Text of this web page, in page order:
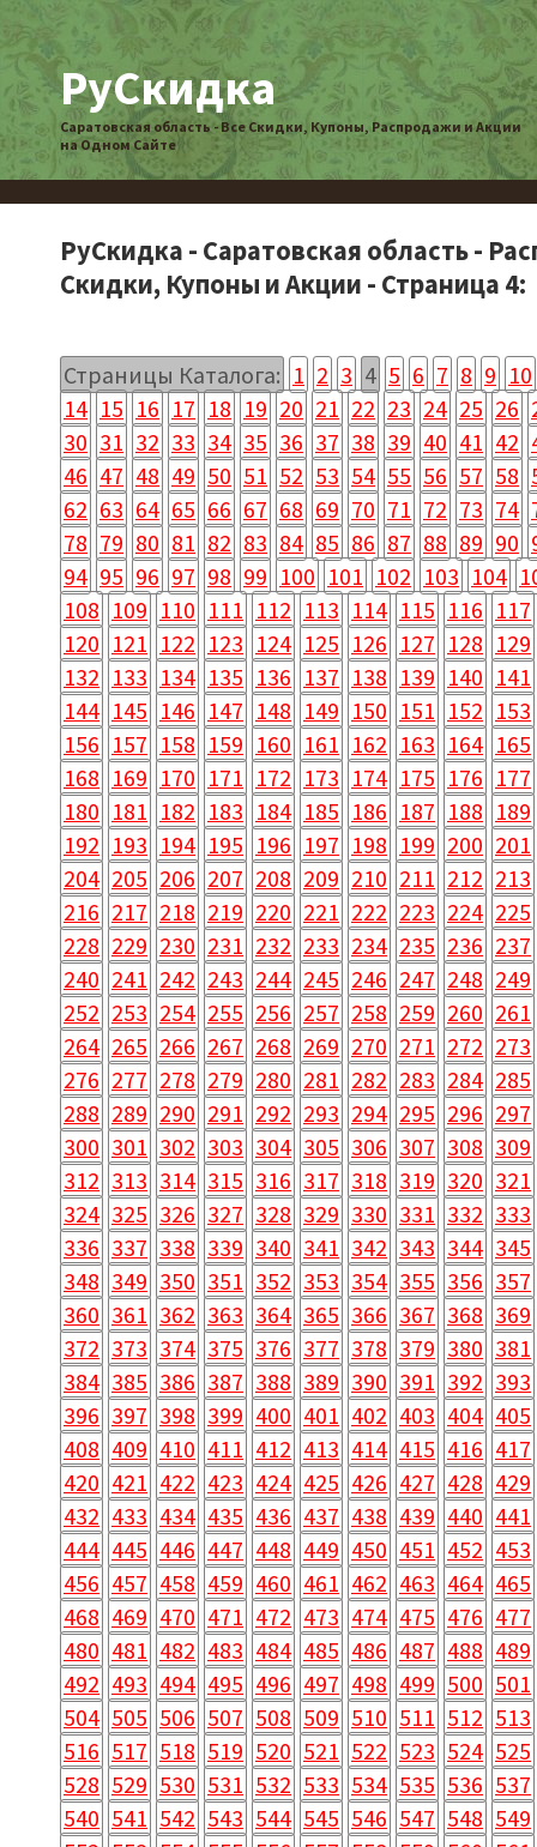
РуСкидка
Саратовская область - Все Скидки, Купоны, Распродажи и Акции
на Одном Сайте
РуСкидка - Саратовская область -
Скидки, Купоны и Акции - Страница 4:
Страницы Каталога: 1 2 3 4 5 6 7 8 9 10
14 15 16 17 18 19 20 21 22 23 24 25 26
30 31 32 33 34 35 36 37 38 39 40 41 42
46 47 48 49 50 51 52 53 54 55 56 57 58
62 63 64 65 66 67 68 69 70 71 72 73 74
78 79 80 81 82 83 84 85 86 87 88 89 90
94 95 96 97 98 99 100 101 102 103 104
108 109 110 111 112 113 114 115 116 117
120 121 122 123 124 125 126 127 128 129
132 133 134 135 136 137 138 139 140 141
144 145 146 147 148 149 150 151 152 153
156 157 158 159 160 161 162 163 164 165
168 169 170 171 172 173 174 175 176 177
180 181 182 183 184 185 186 187 188 189
192 193 194 195 196 197 198 199 200 201
204 205 206 207 208 209 210 211 212 213
216 217 218 219 220 221 222 223 224 225
228 229 230 231 232 233 234 235 236 237
240 241 242 243 244 245 246 247 248 249
252 253 254 255 256 257 258 259 260 261
264 265 266 267 268 269 270 271 272 273
276 277 278 279 280 281 282 283 284 285
288 289 290 291 292 293 294 295 296 297
300 301 302 303 304 305 306 307 308 309
312 313 314 315 316 317 318 319 320 321
324 325 326 327 328 329 330 331 332 333
336 337 338 339 340 341 342 343 344 345
348 349 350 351 352 353 354 355 356 357
360 361 362 363 364 365 366 367 368 369
372 373 374 375 376 377 378 379 380 381
384 385 386 387 388 389 390 391 392 393
396 397 398 399 400 401 402 403 404 405
408 409 410 411 412 413 414 415 416 417
420 421 422 423 424 425 426 427 428 429
432 433 434 435 436 437 438 439 440 441
444 445 446 447 448 449 450 451 452 453
456 457 458 459 460 461 462 463 464 465
468 469 470 471 472 473 474 475 476 477
480 481 482 483 484 485 486 487 488 489
492 493 494 495 496 497 498 499 500 501
504 505 506 507 508 509 510 511 512 513
516 517 518 519 520 521 522 523 524 525
528 529 530 531 532 533 534 535 536 537
540 541 542 543 544 545 546 547 548 549